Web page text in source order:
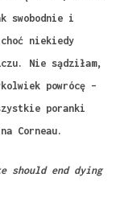
swobodnie i
niekiedy
Nie sądziłam,
powrócę –
poranki
Corneau.
should end dying